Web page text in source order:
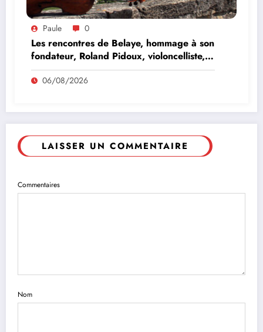
Paule 0
Les rencontres de Belaye, hommage à son
fondateur, Roland Pidoux, violoncelliste,
le vendredi 07 août 2026
06/08/2026
LAISSER UN COMMENTAIRE
Commentaires
Nom